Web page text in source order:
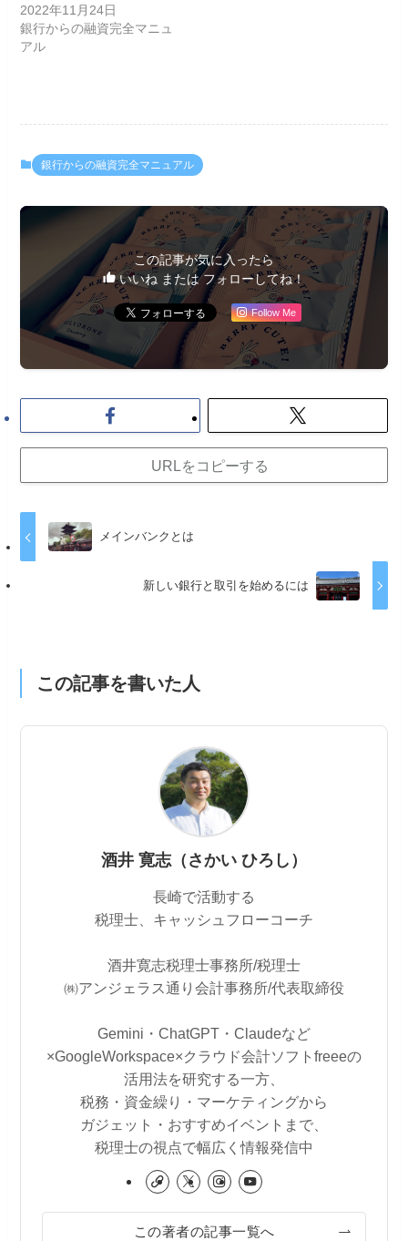
2022年11月24日
銀行からの融資完全マニュ
アル
銀行からの融資完全マニュアル
この記事が気に入ったら
いいね または フォローしてね！
Follow Me
URLをコピーする
メインバンクとは
新しい銀行と取引を始めるには
この記事を書いた人
酒井 寛志（さかい ひろし）
長崎で活動する
税理士、キャッシュフローコーチ
酒井寛志税理士事務所/税理士
㈱アンジェラス通り会計事務所/代表取締役
Gemini・ChatGPT・Claudeなど
×GoogleWorkspace×クラウド会計ソフトfreeeの
活用法を研究する一方、
税務・資金繰り・マーケティングから
ガジェット・おすすめイベントまで、
税理士の視点で幅広く情報発信中
この著者の記事一覧へ